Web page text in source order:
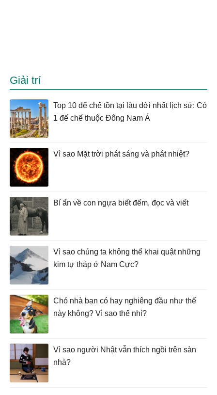
Giải trí
Top 10 đế chế tồn tại lâu đời nhất lịch sử: Có
1 đế chế thuộc Đông Nam Á
Vì sao Mặt trời phát sáng và phát nhiệt?
Bí ẩn về con ngựa biết đếm, đọc và viết
Vì sao chúng ta không thể khai quật những
kim tự tháp ở Nam Cực?
Chó nhà bạn có hay nghiêng đầu như thế
này không? Vì sao thế nhỉ?
Vì sao người Nhật vẫn thích ngồi trên sàn
nhà?